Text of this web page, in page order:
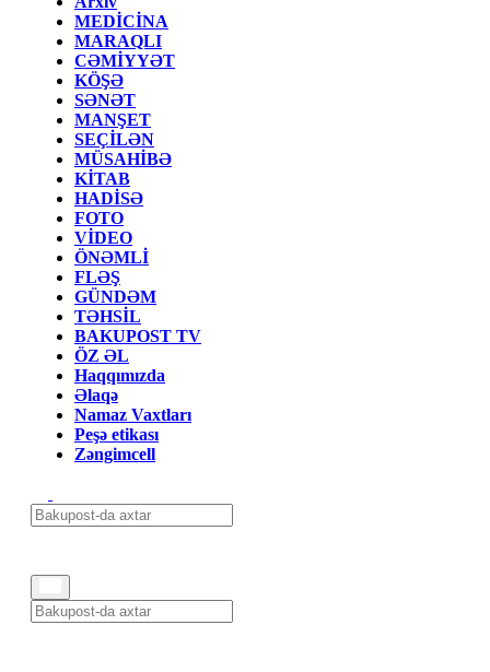
MEDİCİNA
MARAQLI
CƏMİYYƏT
KÖŞƏ
SƏNƏT
MANŞET
SEÇİLƏN
MÜSAHİBƏ
KİTAB
HADİSƏ
FOTO
VİDEO
ÖNƏMLİ
FLƏŞ
GÜNDƏM
TƏHSİL
BAKUPOST TV
ÖZ ƏL
Haqqımızda
Əlaqə
Namaz Vaxtları
Peşə etikası
Zəngimcell